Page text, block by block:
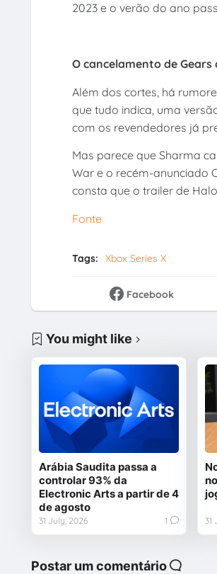
2023 e o verão do ano
O cancelamento de Gears
Além dos cortes, há
que tudo indica, uma
com os revendedores já
Mas parece que Sharma
War e o recém-anunciado
consta que o trailer de
Fonte
Tags: Xbox Series X
Facebook
You might like
Arábia Saudita passa a
controlar 93% da
Electronic Arts a partir de 4
de agosto
31 July, 2026 1 31
Postar um comentário